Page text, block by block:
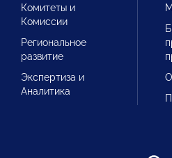
Комитеты и
Комиссии
Региональное
развитие
Экспертиза и
Аналитика